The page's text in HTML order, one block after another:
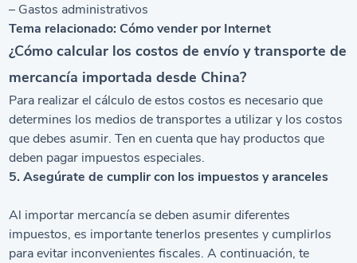
– Gastos administrativos
Tema relacionado: Cómo vender por Internet
¿Cómo calcular los costos de envío y transporte de
mercancía importada desde China?
Para realizar el cálculo de estos costos es necesario que
determines los medios de transportes a utilizar y los costos
que debes asumir. Ten en cuenta que hay productos que
deben pagar impuestos especiales.
5. Asegúrate de cumplir con los impuestos y aranceles
Al importar mercancía se deben asumir diferentes
impuestos, es importante tenerlos presentes y cumplirlos
para evitar inconvenientes fiscales. A continuación, te